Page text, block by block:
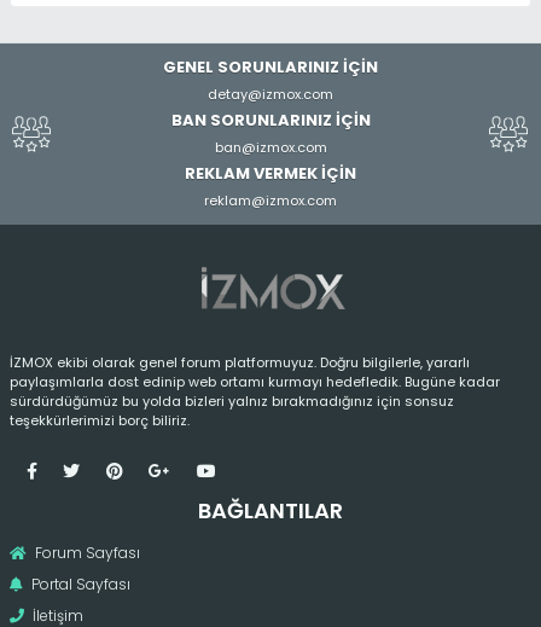
GENEL SORUNLARINIZ İÇİN
detay@izmox.com
BAN SORUNLARINIZ İÇİN
ban@izmox.com
REKLAM VERMEK İÇİN
reklam@izmox.com
İZMOX ekibi olarak genel forum platformuyuz. Doğru bilgilerle, yararlı
paylaşımlarla dost edinip web ortamı kurmayı hedefledik. Bugüne kadar
sürdürdüğümüz bu yolda bizleri yalnız bırakmadığınız için sonsuz
teşekkürlerimizi borç biliriz.
BAĞLANTILAR
Forum Sayfası
Portal Sayfası
İletişim